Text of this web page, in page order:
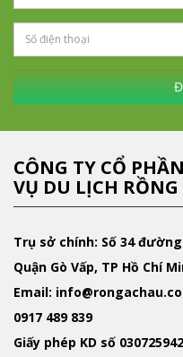
CÔNG TY CỔ
VỤ DU LỊCH
Trụ sở chính: Số 34
Quận Gò Vấp, TP Hồ Chí
Email:
0917 489 839
Giấy phép KD số